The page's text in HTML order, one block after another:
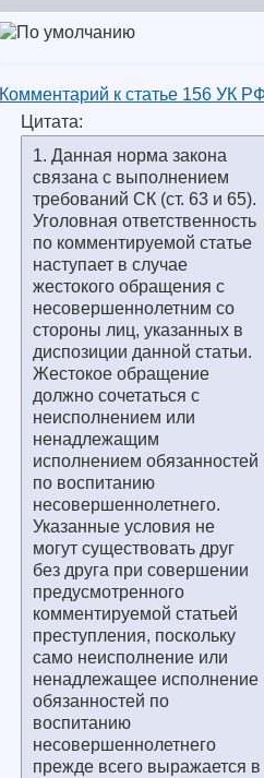
Комментарий к статье 156 УК
Цитата:
1. Данная норма закона
связана с выполнением
требований СК (ст. 63 и 65).
Уголовная ответственность
по комментируемой статье
наступает в случае
жестокого обращения с
несовершеннолетним со
стороны лиц, указанных в
диспозиции данной статьи.
Жестокое обращение
должно сочетаться с
неисполнением или
ненадлежащим
исполнением обязанностей
по воспитанию
несовершеннолетнего.
Указанные условия не
могут существовать друг
без друга при совершении
предусмотренного
комментируемой статьей
преступления, поскольку
само неисполнение или
ненадлежащее исполнение
обязанностей по
воспитанию
несовершеннолетнего
прежде всего выражается в